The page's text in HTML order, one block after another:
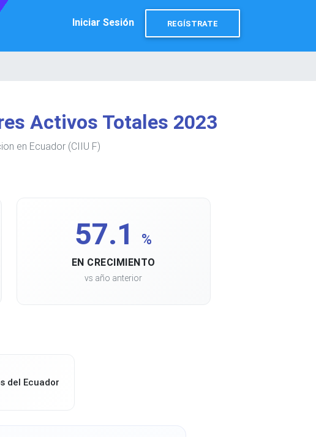
Iniciar Sesión REGÍSTRATE
Activos Totales 2023
en Ecuador (CIIU F)
57.1 %
EN CRECIMIENTO
vs año anterior
del Ecuador